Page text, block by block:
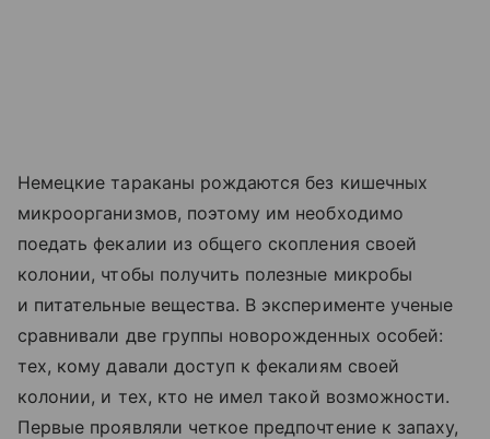
Немецкие тараканы рождаются без кишечных
микроорганизмов, поэтому им необходимо
поедать фекалии из общего скопления своей
колонии, чтобы получить полезные микробы
и питательные вещества. В эксперименте ученые
сравнивали две группы новорожденных особей:
тех, кому давали доступ к фекалиям своей
колонии, и тех, кто не имел такой возможности.
Первые проявляли четкое предпочтение к запаху,